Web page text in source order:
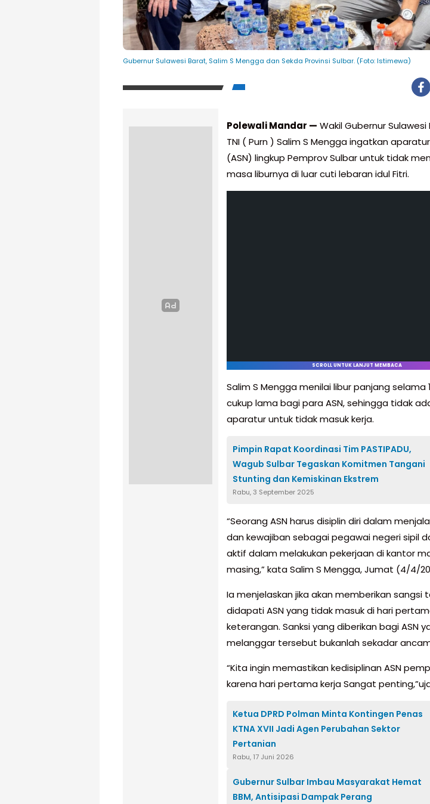
Gubernur Sulawesi Barat, Salim S Mengga dan Sekda Provinsi Sulbar. (Foto: Istimewa)
Polewali Mandar — Wakil Gubernur
TNI ( Purn ) Salim S Mengga ingatkan
(ASN) lingkup Pemprov Sulbar untuk tidak
masa liburnya di luar cuti lebaran idul Fitri.
SCROLL UNTUK LANJUT MEMBACA
Salim S Mengga menilai libur panjang selama
cukup lama bagi para ASN, sehingga tidak
aparatur untuk tidak masuk kerja.
Pimpin Rapat Koordinasi Tim PASTIPADU,
Wagub Sulbar Tegaskan Komitmen Tangani
Stunting dan Kemiskinan Ekstrem
Rabu, 3 September 2025
“Seorang ASN harus disiplin diri dalam
dan kewajiban sebagai pegawai negeri sipil
aktif dalam melakukan pekerjaan di kantor
masing,” kata Salim S Mengga, Jumat (4/4/
Ia menjelaskan jika akan memberikan sangsi
didapati ASN yang tidak masuk di hari
keterangan. Sanksi yang diberikan bagi ASN
melanggar tersebut bukanlah sekadar
“Kita ingin memastikan kedisiplinan ASN
karena hari pertama kerja Sangat
Ketua DPRD Polman Minta Kontingen Penas
KTNA XVII Jadi Agen Perubahan Sektor
Pertanian
Rabu, 17 Juni 2026
Gubernur Sulbar Imbau Masyarakat Hemat
BBM, Antisipasi Dampak Perang